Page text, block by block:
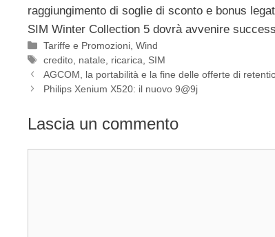
raggiungimento di soglie di sconto e bonus
SIM Winter Collection 5 dovrà avvenire
Categorie
Tariffe e Promozioni ,Wind
Tag
credito natale ricarica
SIM
AGCOM, la portabilità e la fine delle offerte di
Philips Xenium X520: il nuovo 9@9j
Lascia un commento